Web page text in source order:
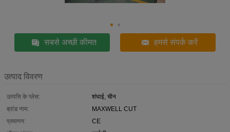
सबसे अच्छी कीमत हमसे संपर्क करें
उत्पाद विवरण
उत्पत्ति के प्लेस:
शंघाई, चीन
ब्रांड नाम:
MAXWELL CUT
प्रमाणन:
CE